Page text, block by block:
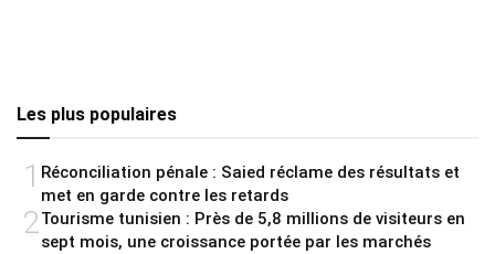
Les plus populaires
1 Réconciliation pénale : Saied réclame des résultats et
met en garde contre les retards
2Tourisme tunisien : Près de 5,8 millions de visiteurs en
sept mois, une croissance portée par les marchés